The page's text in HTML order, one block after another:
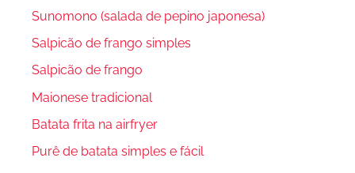
Sunomono (salada de pepino japonesa)
Salpicão de frango simples
Salpicão de frango
Maionese tradicional
Batata frita na airfryer
Purê de batata simples e fácil